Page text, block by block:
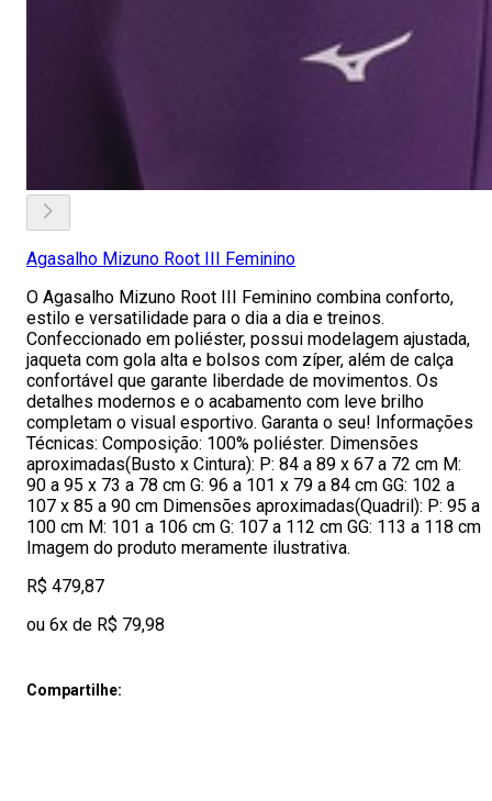
Agasalho Mizuno Root III Feminino
O Agasalho Mizuno Root III Feminino combina conforto,
estilo e versatilidade para o dia a dia e treinos.
Confeccionado em poliéster, possui modelagem ajustada,
jaqueta com gola alta e bolsos com zíper, além de calça
confortável que garante liberdade de movimentos. Os
detalhes modernos e o acabamento com leve brilho
completam o visual esportivo. Garanta o seu! Informações
Técnicas: Composição: 100% poliéster. Dimensões
aproximadas(Busto x Cintura): P: 84 a 89 x 67 a 72 cm M:
90 a 95 x 73 a 78 cm G: 96 a 101 x 79 a 84 cm GG: 102 a
107 x 85 a 90 cm Dimensões aproximadas(Quadril): P: 95 a
100 cm M: 101 a 106 cm G: 107 a 112 cm GG: 113 a 118 cm
Imagem do produto meramente ilustrativa.
R$ 479,87
ou 6x de R$ 79,98
Compartilhe: